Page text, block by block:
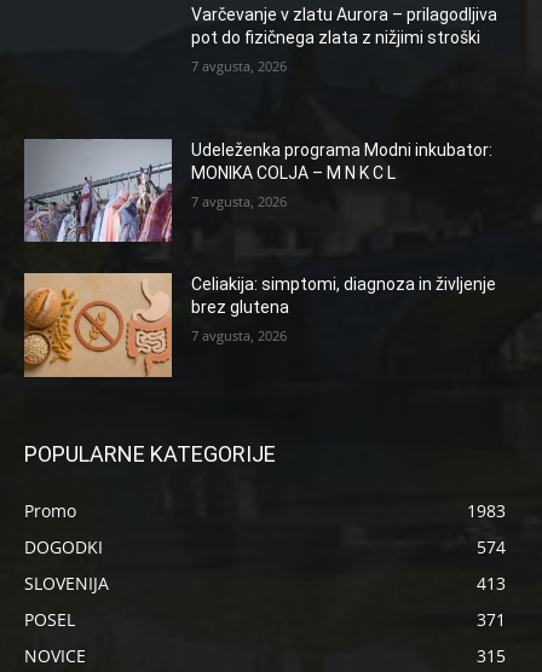
Varčevanje v zlatu Aurora – prilagodljiva
pot do fizičnega zlata z nižjimi stroški
7 avgusta, 2026
Udeleženka programa Modni inkubator:
MONIKA COLJA – M N K C L
7 avgusta, 2026
Celiakija: simptomi, diagnoza in življenje
brez glutena
7 avgusta, 2026
POPULARNE KATEGORIJE
Promo
1983
DOGODKI
574
SLOVENIJA
413
POSEL
371
NOVICE
315